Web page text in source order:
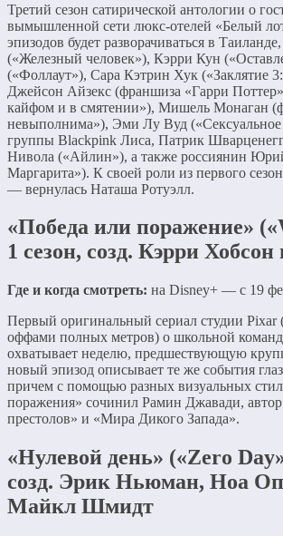
Третий сезон сатирической антологии о
вымышленной сети люкс-отелей «Белый
эпизодов будет разворачиваться в
(«Железный человек»), Кэрри Кун
(«Фоллаут»), Сара Кэтрин Хук («Заклятие
Джейсон Айзекс (франшиза «Гарри
кайфом и в смятении»), Мишель Монаган
невыполнима»), Эми Лу Вуд («Сексуальное
группы Blackpink Лиса, Патрик
Нивола («Айлин»), а также россиянин
Маргарита»). К своей роли из первого
— вернулась Наташа Ротуэлл.
«Победа или поражение»
1 сезон, созд. Кэрри
Где и когда смотреть: на Disney+ — с 19
Первый оригинальный сериал студии
оффами полных метров) о школьной
охватывает неделю, предшествующую
новый эпизод описывает те же события
причем с помощью разных визуальных
поражения» сочинил Рамин Джавади,
престолов» и «Мира Дикого Запада».
«Нулевой день» («Zero
созд. Эрик Ньюман, Ноа
Майкл Шмидт